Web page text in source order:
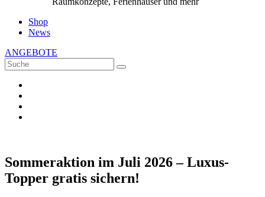
Shop
News
ANGEBOTE
Sommeraktion im Juli 2026 – Luxus-
Topper gratis sichern!